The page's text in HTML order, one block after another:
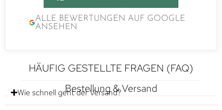
ALLE BEWERTUNGEN AUF GOOGLE
ANSEHEN
HÄUFIG GESTELLTE FRAGEN (FAQ)
Bestellung & Versand
Wie schnell geht der Versand?